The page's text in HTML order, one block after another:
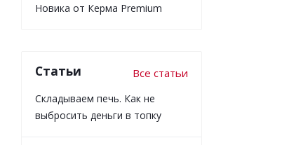
Новика от Керма Premium
Статьи Все статьи
Складываем печь. Как не
выбросить деньги в топку